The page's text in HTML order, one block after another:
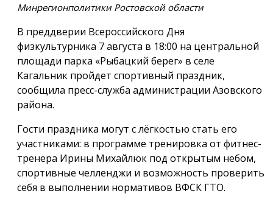
Минрегионполитики Ростовской области
В преддверии Всероссийского Дня
физкультурника 7 августа в 18:00 на центральной
площади парка «Рыбацкий берег» в селе
Кагальник пройдет спортивный праздник,
сообщила пресс-служба администрации Азовского
района.
Гости праздника могут с лёгкостью стать его
участниками: в программе тренировка от фитнес-
тренера Ирины Михайлюк под открытым небом,
спортивные челленджи и возможность проверить
себя в выполнении нормативов ВФСК ГТО.